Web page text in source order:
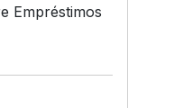
Empréstimos